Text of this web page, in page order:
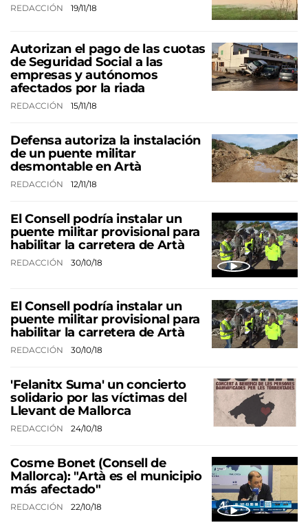
REDACCIÓN 19/11/18
Autorizan el pago de las cuotas
de Seguridad Social a las
empresas y autónomos
afectados por la riada
REDACCIÓN 15/11/18
Defensa autoriza la instalación
de un puente militar
desmontable en Artà
REDACCIÓN 12/11/18
El Consell podría instalar un
puente militar provisional para
habilitar la carretera de Artà
REDACCIÓN 30/10/18
El Consell podría instalar un
puente militar provisional para
habilitar la carretera de Artà
REDACCIÓN 30/10/18
'Felanitx Suma' un concierto
solidario por las víctimas del
Llevant de Mallorca
REDACCIÓN 24/10/18
Cosme Bonet (Consell de
Mallorca): "Artà es el municipio
más afectado"
REDACCIÓN 22/10/18